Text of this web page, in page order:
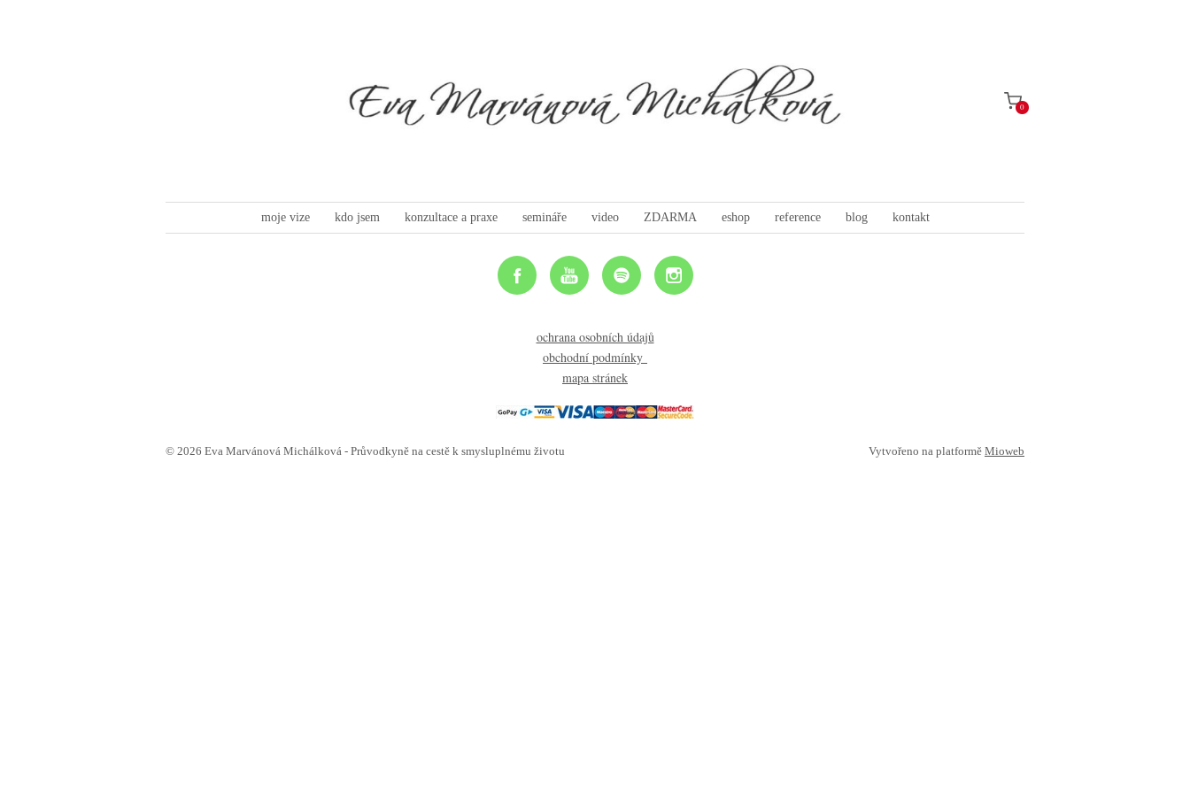
0
moje vize kdo jsem konzultace a praxe semináře video ZDARMA eshop reference blog kontakt
ochrana osobních údajů
obchodní podmínky
mapa stránek
© 2026 Eva Marvánová Michálková - Průvodkyně na cestě k smysluplnému životu Vytvořeno na platformě Mioweb